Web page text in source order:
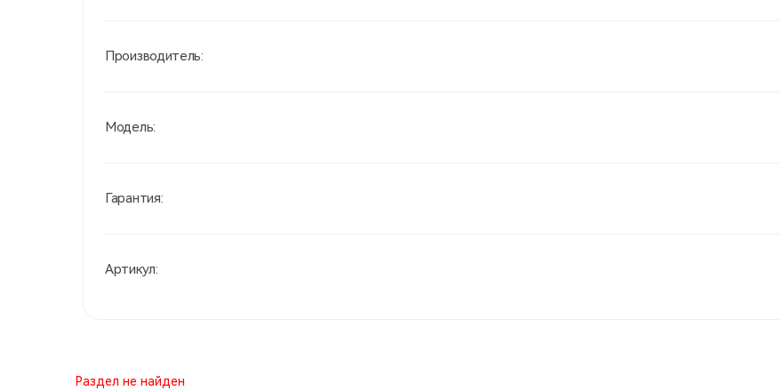
Производитель:
Модель:
Гарантия:
Артикул:
Раздел не найден